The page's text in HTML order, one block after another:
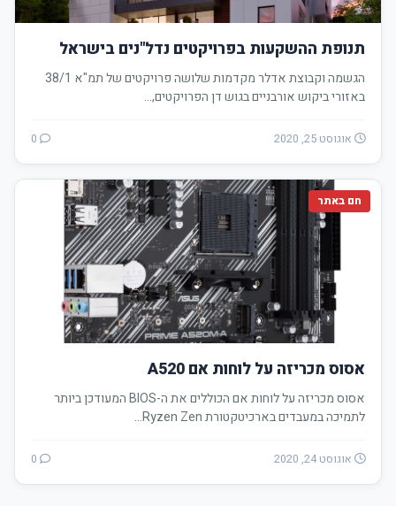
תנופת ההשקעות בפרויקטים נדל"נים בישראל
הגשמה וקבוצת אדלר מקדמות שלושה פרויקטים של תמ"א 38/1
באזורי ביקוש אורבניים בגוש דן הפרויקטים,…
אוגוסט 25, 2020
חם באתר
אסוס מכריזה על לוחות אם A520
אסוס מכריזה על לוחות אם הכוללים את ה-BIOS המעודכן ביותר
לתמיכה במעבדים בארכיטקטורת Ryzen Zen…
אוגוסט 24, 2020